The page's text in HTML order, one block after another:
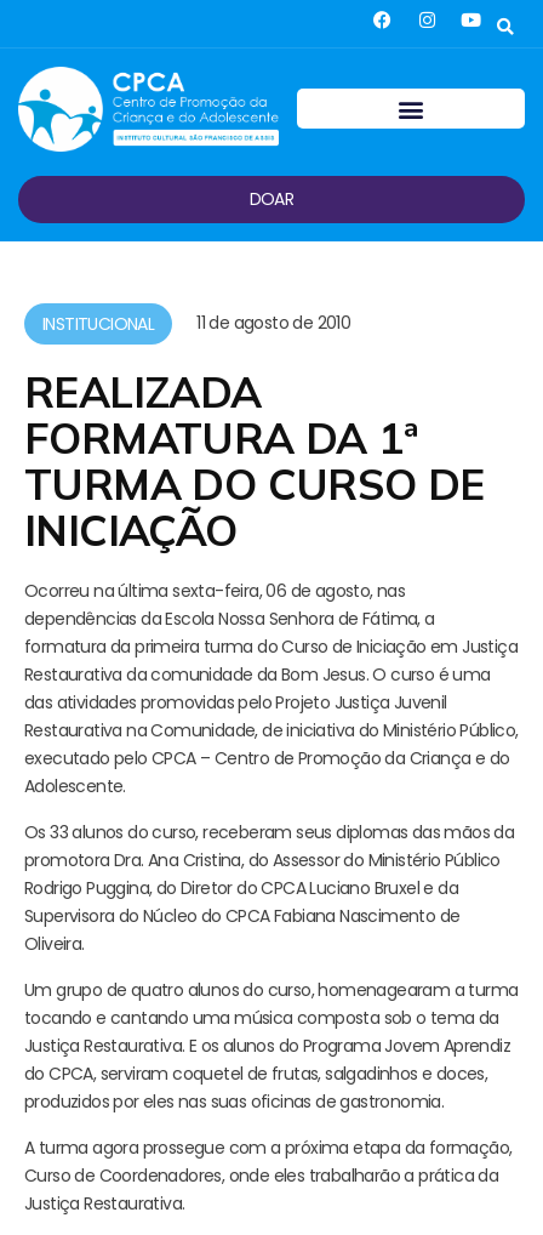
DOAR
INSTITUCIONAL 11 de agosto de 2010
REALIZADA
FORMATURA DA 1ª
TURMA DO CURSO DE
INICIAÇÃO
Ocorreu na última sexta-feira, 06 de agosto, nas
dependências da Escola Nossa Senhora de Fátima, a
formatura da primeira turma do Curso de Iniciação em Justiça
Restaurativa da comunidade da Bom Jesus. O curso é uma
das atividades promovidas pelo Projeto Justiça Juvenil
Restaurativa na Comunidade, de iniciativa do Ministério Público,
executado pelo CPCA – Centro de Promoção da Criança e do
Adolescente.
Os 33 alunos do curso, receberam seus diplomas das mãos da
promotora Dra. Ana Cristina, do Assessor do Ministério Público
Rodrigo Puggina, do Diretor do CPCA Luciano Bruxel e da
Supervisora do Núcleo do CPCA Fabiana Nascimento de
Oliveira.
Um grupo de quatro alunos do curso, homenagearam a turma
tocando e cantando uma música composta sob o tema da
Justiça Restaurativa. E os alunos do Programa Jovem Aprendiz
do CPCA, serviram coquetel de frutas, salgadinhos e doces,
produzidos por eles nas suas oficinas de gastronomia.
A turma agora prossegue com a próxima etapa da formação,
Curso de Coordenadores, onde eles trabalharão a prática da
Justiça Restaurativa.